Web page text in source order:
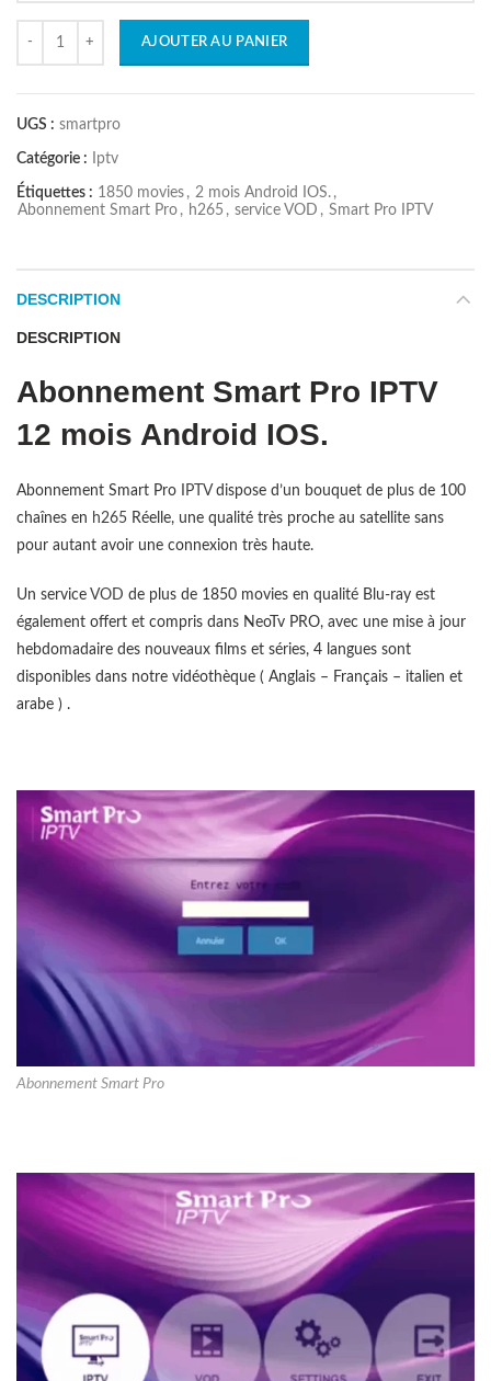
AJOUTER AU PANIER
UGS : smartpro
Catégorie : Iptv
Étiquettes : 1850 movies , 2 mois Android IOS. ,
Abonnement Smart Pro , h265 , service VOD , Smart Pro IPTV
DESCRIPTION
DESCRIPTION
Abonnement Smart Pro IPTV
12 mois Android IOS.
Abonnement Smart Pro IPTVdispose d’un bouquet de plus de 100
chaînes en h265 Réelle, une qualité très proche au satellite sans
pour autant avoir une connexion très haute.
Un service VOD de plus de 1850 movies en qualité Blu-ray est
également offert et compris dans NeoTv PRO, avec une mise à jour
hebdomadaire des nouveaux films et séries, 4 langues sont
disponibles dans notre vidéothèque ( Anglais – Français – italien et
arabe ) .
Abonnement Smart Pro